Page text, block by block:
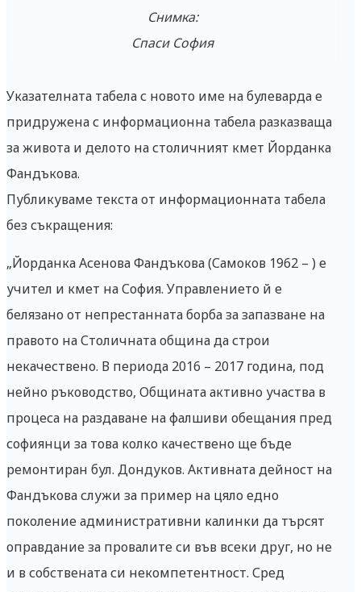
Снимка:
Спаси София
Указателната табела с новото име на булеварда е
придружена с информационна табела разказваща
за живота и делото на столичният кмет Йорданка
Фандъкова.
Публикуваме текста от информационната табела
без съкращения:
„Йорданка Асенова Фандъкова (Самоков 1962 – ) е
учител и кмет на София. Управлението й е
белязано от непрестанната борба за запазване на
правото на Столичната община да строи
некачествено. В периода 2016 – 2017 година, под
нейно ръководство, Общината активно участва в
процеса на раздаване на фалшиви обещания пред
софиянци за това колко качествено ще бъде
ремонтиран бул. Дондуков. Активната дейност на
Фандъкова служи за пример на цяло едно
поколение административни калинки да търсят
оправдание за провалите си във всеки друг, но не
и в собствената си некомпетентност. Сред